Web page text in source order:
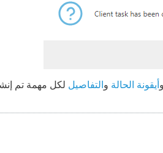
وأيقونة الحالة والتفاصيل لكل مهمة تم